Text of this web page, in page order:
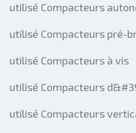
utilisé Compacteurs
utilisé Compacteurs pré-
utilisé Compacteurs à vis
utilisé Compacteurs
utilisé Compacteurs